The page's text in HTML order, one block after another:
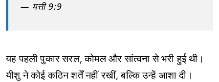
— मत्ती 9:9
यह पहली पुकार सरल, कोमल और सांत्वना से भरी हुई थी।
यीशु ने कोई कठिन शर्तें नहीं रखीं, बल्कि उन्हें आशा दी।